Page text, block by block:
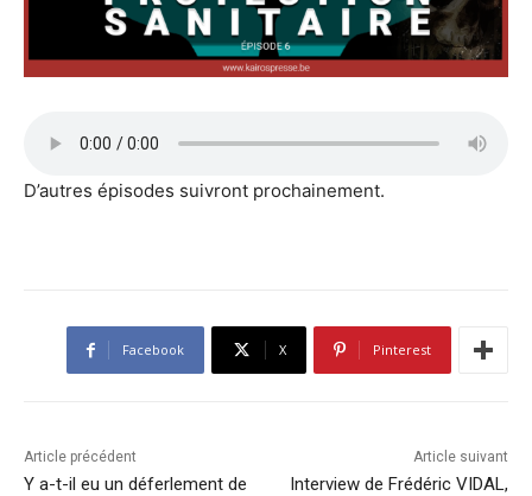
D’autres épisodes suivront prochainement.
Facebook X Pinterest
Article précédent
Y a-t-il eu un déferlement de
Article suivant
Interview de Frédéric VIDAL,